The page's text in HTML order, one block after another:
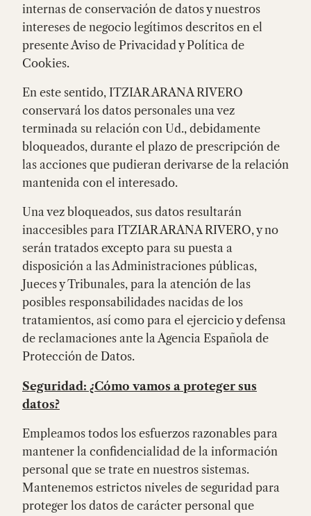
internas de conservación de datos y nuestros
intereses de negocio legítimos descritos en el
presente Aviso de Privacidad y Política de
Cookies.
En este sentido, ITZIAR ARANA RIVERO
conservará los datos personales una vez
terminada su relación con Ud., debidamente
bloqueados, durante el plazo de prescripción de
las acciones que pudieran derivarse de la relación
mantenida con el interesado.
Una vez bloqueados, sus datos resultarán
inaccesibles para ITZIAR ARANA RIVERO, y no
serán tratados excepto para su puesta a
disposición a las Administraciones públicas,
Jueces y Tribunales, para la atención de las
posibles responsabilidades nacidas de los
tratamientos, así como para el ejercicio y defensa
de reclamaciones ante la Agencia Española de
Protección de Datos.
Seguridad: ¿Cómo vamos a proteger sus
datos?
Empleamos todos los esfuerzos razonables para
mantener la confidencialidad de la información
personal que se trate en nuestros sistemas.
Mantenemos estrictos niveles de seguridad para
proteger los datos de carácter personal que